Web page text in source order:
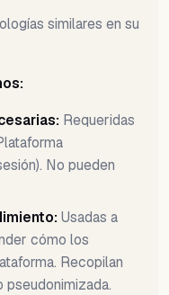
similares en su
Requeridas
No pueden
Usadas a
cómo los
Recopilan
pseudonimizada.